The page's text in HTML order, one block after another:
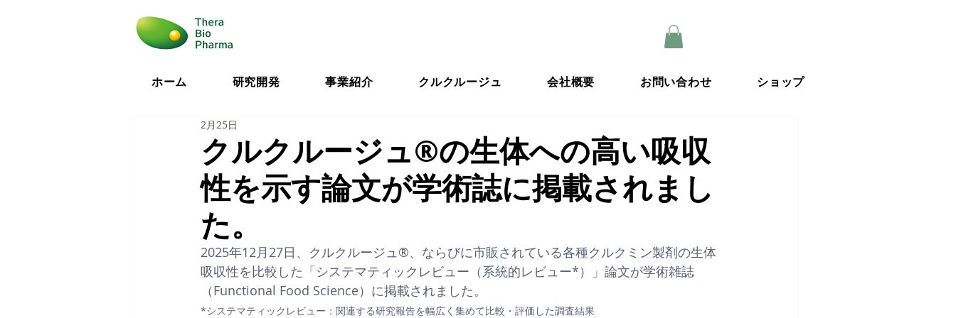
ホーム 研究開発 事業紹介 クルクルージュ 会社概要 お問い合わせ ショップ
クルクルージュ®の生体への高い吸収
性を示す論文が学術誌に掲載されまし
た。
2月25日
2025年12月27日、クルクルージュ®、ならびに市販されている各種クルクミン製剤の生体
吸収性を比較した「システマティックレビュー（系統的レビュー*）」論文が学術雑誌
（Functional Food Science）に掲載されました。
*システマティックレビュー：関連する研究報告を幅広く集めて比較・評価した調査結果